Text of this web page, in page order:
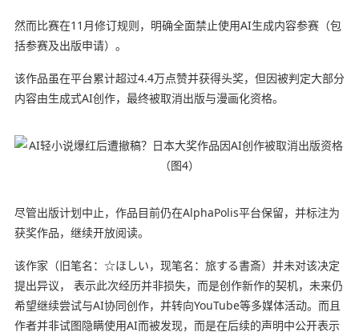
然而比赛在11月修订规则，明确全面禁止使用AI生成内容参赛（包
括参赛及出版申请）。
该作品虽在平台累计超过4.4万点赞并获得头奖，但因被判定大部分
内容由生成式AI创作，最终被取消出版与漫画化资格。
尽管出版计划中止，作品目前仍在AlphaPolis平台保留，并标注为
获奖作品，继续开放阅读。
该作家（旧笔名：☆ほしい，现笔名：旅する書斎）并未对该决定
提出异议， 表示此次经历并非损失，而是创作新作的契机，未来仍
希望继续尝试与AI协同创作，并转向YouTube等多媒体活动。而且
作者并非试图隐瞒使用AI而被发现，而是在后续的声明中公开表示